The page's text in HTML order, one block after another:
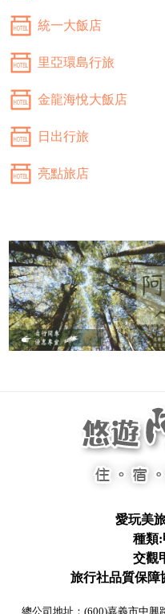
統一大飯店
里亞環島行旅
金龍海悅大飯店
日出行旅
亮點旅店
愛玩美
種類:
交觀
旅行社品質保障
總公司地址：(600)嘉義市中興